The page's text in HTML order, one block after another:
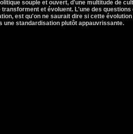
souple et ouvert, d'une multitude de
et évoluent. L'une des
est qu'on ne saurait dire si cette
une standardisation plutôt appauvrissante.